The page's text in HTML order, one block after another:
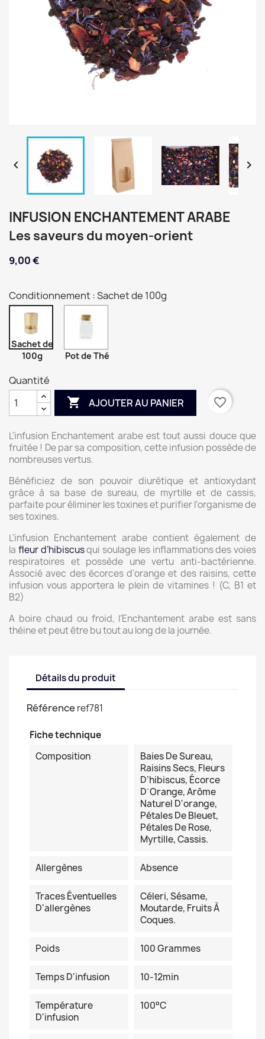
 
INFUSION ENCHANTEMENT ARABE
Les saveurs du moyen-orient
9,00 €
Conditionnement : Sachet de 100g
Sachet de
100g
Pot de Thé
Quantité
 AJOUTER AU PANIER favorite_border
L’infusion Enchantement arabe est tout aussi douce que
fruitée ! De par sa composition, cette infusion possède de
nombreuses vertus.
Bénéficiez de son pouvoir diurétique et antioxydant
grâce à sa base de sureau, de myrtille et de cassis,
parfaite pour éliminer les toxines et purifier l’organisme de
ses toxines.
L’infusion Enchantement arabe contient également de
la fleur d’hibiscusqui soulage les inflammations des voies
respiratoires et possède une vertu anti-bactérienne.
Associé avec des écorces d’orange et des raisins, cette
infusion vous apportera le plein de vitamines ! (C, B1 et
B2)
A boire chaud ou froid, l’Enchantement arabe est sans
théine et peut être bu tout au long de la journée.
Détails du produit
Référence ref781
Fiche technique
Composition
Baies De Sureau,
Raisins Secs, Fleurs
D’hibiscus, Écorce
D´orange, Arôme
Naturel D'orange,
Pétales De Bleuet,
Pétales De Rose,
Myrtille, Cassis.
Allergènes Absence
Traces Éventuelles
D'allergènes
Céleri, Sésame,
Moutarde, Fruits À
Coques.
Poids 100 Grammes
Temps D'infusion 10-12min
Température
D'infusion
100°C